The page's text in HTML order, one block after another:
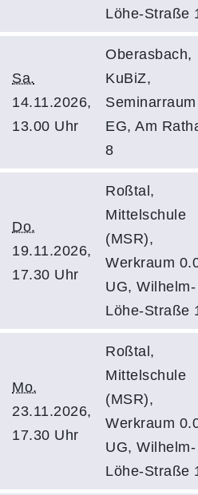
Löhe-Straße
Sa.
14.11.2026,
13.00 Uhr
Oberasbach,
KuBiZ,
Seminarraum
EG, Am
8
Do.
19.11.2026,
17.30 Uhr
Roßtal,
Mittelschule
(MSR),
Werkraum
UG, Wilhelm-
Löhe-Straße
Mo.
23.11.2026,
17.30 Uhr
Roßtal,
Mittelschule
(MSR),
Werkraum
UG, Wilhelm-
Löhe-Straße